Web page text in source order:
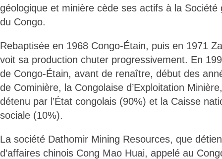
géologique et minière cède ses actifs à la Société
du Congo.
Rebaptisée en 1968 Congo-Étain, puis en 1971
voit sa production chuter progressivement. En
de Congo-Étain, avant de renaître, début des
de Cominière, la Congolaise d’Exploitation
détenu par l’État congolais (90%) et la Caisse
sociale (10%).
La société Dathomir Mining Resources, que
d’affaires chinois Cong Mao Huai, appelé au